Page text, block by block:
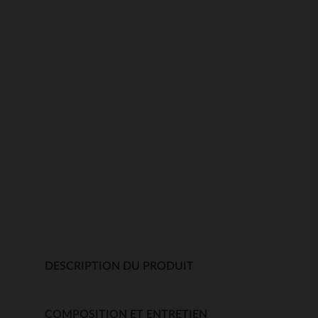
DESCRIPTION DU PRODUIT
COMPOSITION ET ENTRETIEN